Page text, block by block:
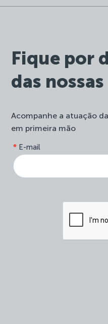
Fique por
das
Acompanhe a atuação
em primeira mão
E-mail
*